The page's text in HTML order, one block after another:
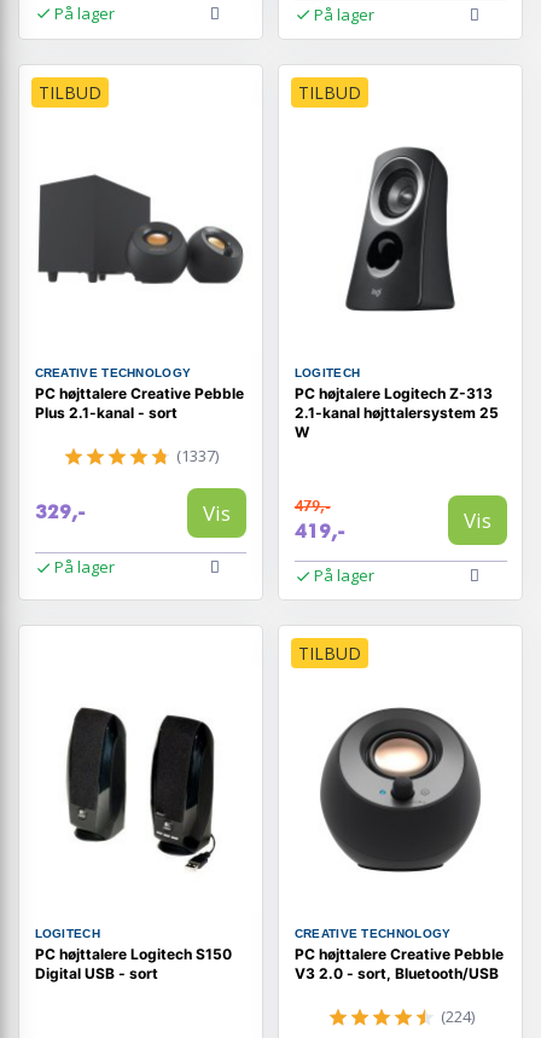
På lager På lager
TILBUD
CREATIVE TECHNOLOGY
PC højttalere Creative Pebble
Plus 2.1-kanal - sort
(1337)
329,- Vis
På lager
TILBUD
LOGITECH
PC højtalere Logitech Z-313
2.1-kanal højttalersystem 25
W
479,-
419,- Vis
På lager
LOGITECH
PC højttalere Logitech S150
Digital USB - sort
TILBUD
CREATIVE TECHNOLOGY
PC højttalere Creative Pebble
V3 2.0 - sort, Bluetooth/USB
(224)